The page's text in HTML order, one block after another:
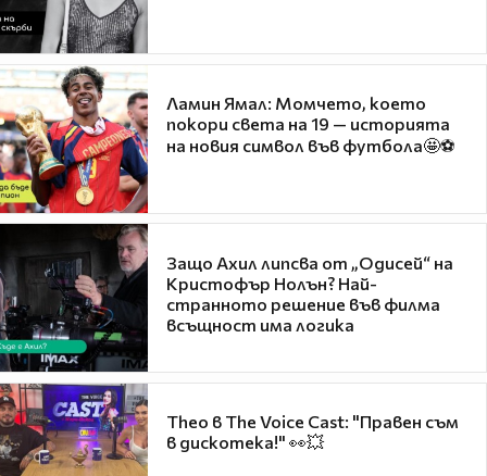
Ламин Ямал: Момчето, което
покори света на 19 — историята
на новия символ във футбола🤩⚽
Защо Ахил липсва от „Одисей“ на
Кристофър Нолън? Най-
странното решение във филма
всъщност има логика
Theo в The Voice Cast: "Правен съм
в дискотека!" 👀💥